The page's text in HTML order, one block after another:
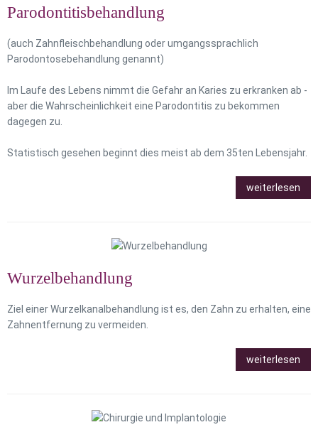
Parodontitisbehandlung
(auch Zahnfleischbehandlung oder umgangssprachlich
Parodontosebehandlung genannt)
Im Laufe des Lebens nimmt die Gefahr an Karies zu erkranken ab -
aber die Wahrscheinlichkeit eine Parodontitis zu bekommen
dagegen zu.
Statistisch gesehen beginnt dies meist ab dem 35ten Lebensjahr.
weiterlesen
Wurzelbehandlung
Ziel einer Wurzelkanalbehandlung ist es, den Zahn zu erhalten, eine
Zahnentfernung zu vermeiden.
weiterlesen